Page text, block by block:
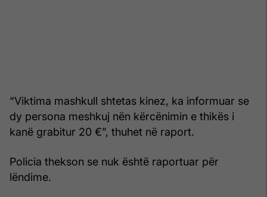
“Viktima mashkull shtetas kinez, ka informuar se
dy persona meshkuj nën kërcënimin e thikës i
kanë grabitur 20 €”, thuhet në raport.
Policia thekson se nuk është raportuar për
lëndime.